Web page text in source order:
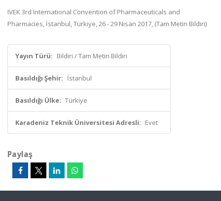
IVEK 3rd International Convention of Pharmaceuticals and
Pharmacies, İstanbul, Türkiye, 26 - 29 Nisan 2017, (Tam Metin Bildiri)
Yayın Türü: Bildiri / Tam Metin Bildiri
Basıldığı Şehir: İstanbul
Basıldığı Ülke: Türkiye
Karadeniz Teknik Üniversitesi Adresli: Evet
Paylaş